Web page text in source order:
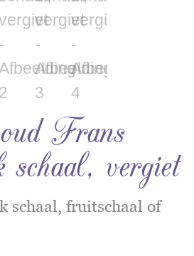
Frans
schaal, vergiet
schaal, fruitschaal of